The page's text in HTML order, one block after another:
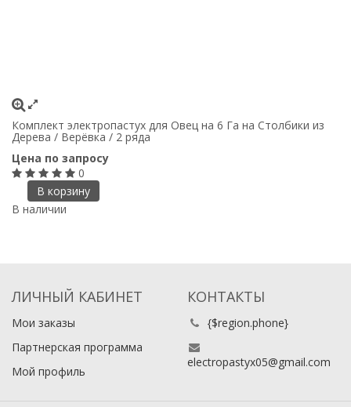
Комплект электропастух для Овец на 6 Га на Столбики из
Дерева / Верёвка / 2 ряда
Цена по запросу
0
В корзину
В наличии
ЛИЧНЫЙ КАБИНЕТ
Мои заказы
Партнерская программа
Мой профиль
КОНТАКТЫ
{$region.phone}
electropastyx05@gmail.com